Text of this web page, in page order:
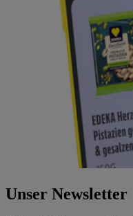
Unser Newsletter